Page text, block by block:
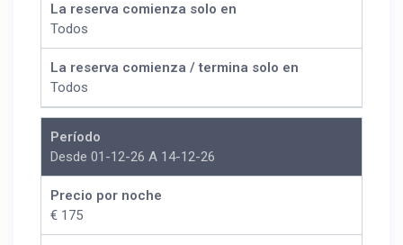
La reserva comienza solo en
Todos
La reserva comienza / termina solo en
Todos
Período
Desde 01-12-26 A 14-12-26
Precio por noche
€ 175